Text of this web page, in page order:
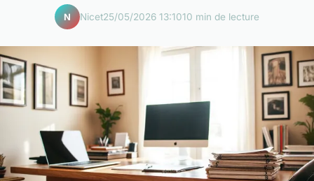
N Nicet25/05/2026 13:1010 min de lecture